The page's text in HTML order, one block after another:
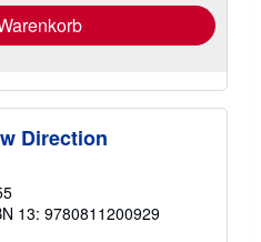
Direction
13: 9780811200929